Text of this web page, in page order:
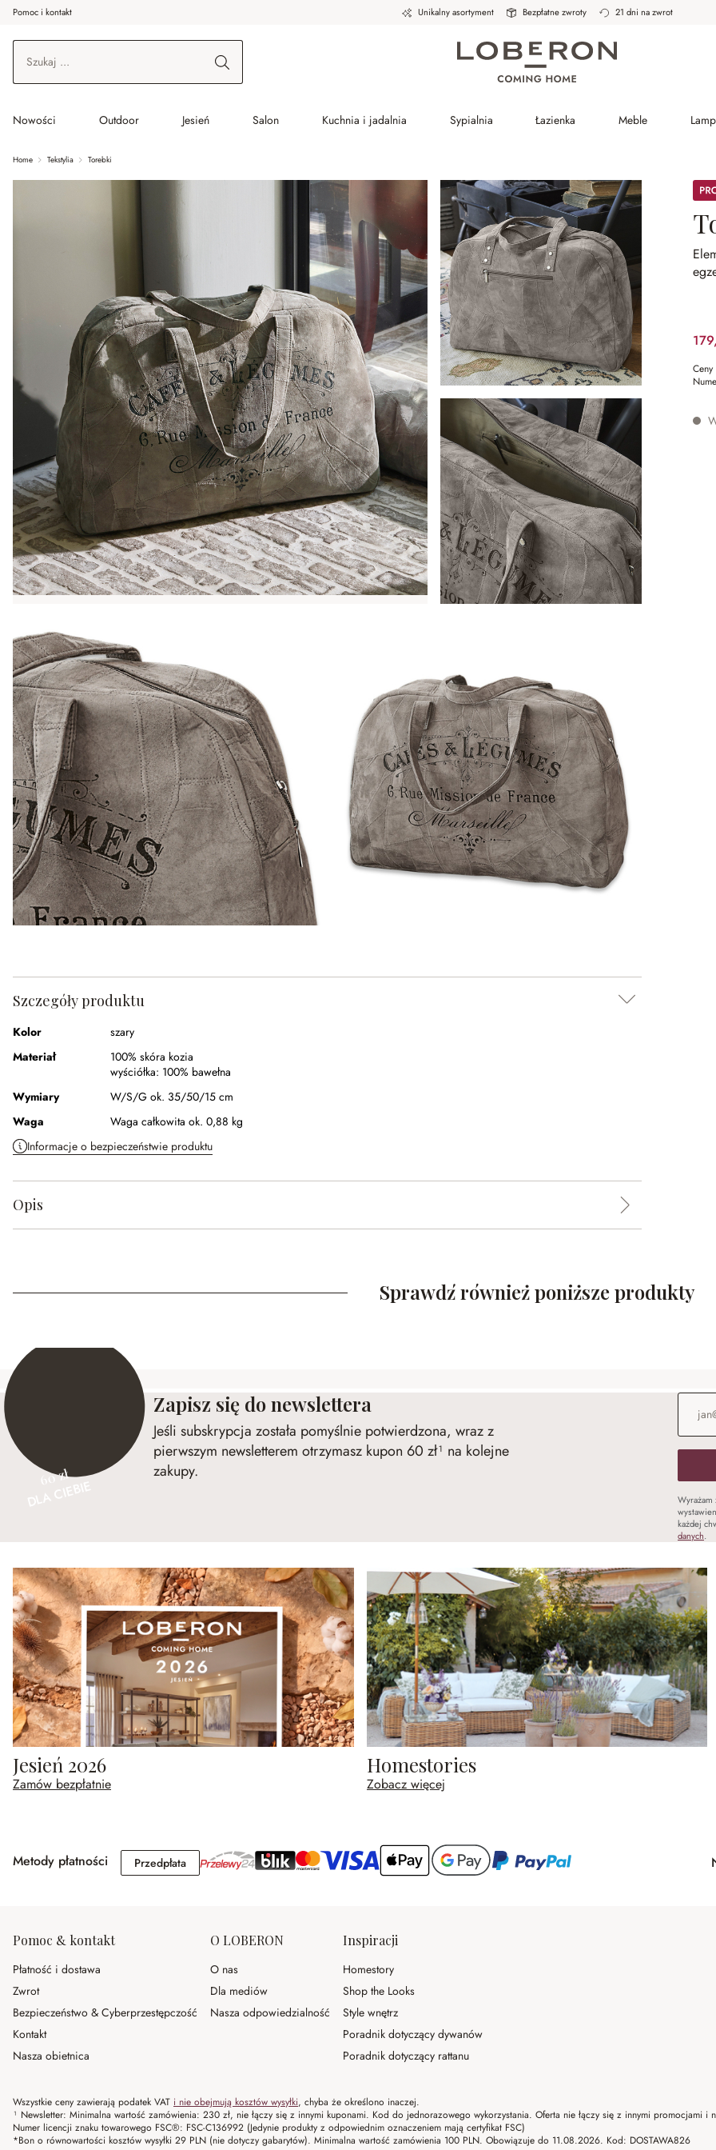
do wątku głównego
Przejdź do wyszukiwania
Przejdź do głównej nawigacji
Pomoc i kontakt Unikalny asortyment Bezpłatne zwroty 21 dni na zwrot
Nowości Outdoor Jesień Salon Kuchnia i jadalnia Sypialnia Łazienka Meble
Home Tekstylia Torebki
Szczegóły produktu
Kolor
szary
Materiał
100% skóra kozia
wyściółka: 100% bawełna
Wymiary
W/S/G ok. 35/50/15 cm
Waga
Waga całkowita ok. 0,88 kg
Informacje o bezpieczeństwie produktu
Opis
Sprawdź również poniższe produkty
60 zł
Zapisz się do newslettera
Jeśli subskrypcja została pomyślnie potwierdzona, wraz z
pierwszym newsletterem otrzymasz kupon 60 zł¹ na kolejne
zakupy.
Adres
każdej
danych.
Jesień 2026
Zamów bezpłatnie
Homestories
Zobacz więcej
Metody płatności PrzedpłataPrzedpłata
Pomoc & kontakt
Płatność i dostawa
Zwrot
Bezpieczeństwo & Cyberprzestępczość
Kontakt
Nasza obietnica
O LOBERON
O nas
Dla mediów
Nasza odpowiedzialność
Inspiracji
Homestory
Shop the Looks
Style wnętrz
Poradnik dotyczący dywanów
Poradnik dotyczący rattanu
Wszystkie ceny zawierają podatek VAT i nie obejmują kosztów wysyłki, chyba że określono inaczej.
¹ Newsletter: Minimalna wartość zamówienia: 230 zł, nie łączy się z innymi kuponami. Kod do jednorazowego wykorzystania. Oferta nie łączy się z innymi promocjami
Numer licencji znaku towarowego FSC®: FSC-C136992 (Jedynie produkty z odpowiednim oznaczeniem mają certyfikat FSC)
*Bon o równowartości kosztów wysyłki 29 PLN (nie dotyczy gabarytów). Minimalna wartość zamówienia 100 PLN. Obowiązuje do 11.08.2026. Kod: DOSTAWA826